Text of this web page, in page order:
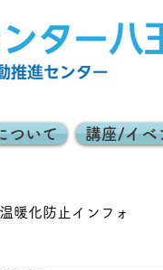
ついて 講座/イベ
暖化防止インフォ